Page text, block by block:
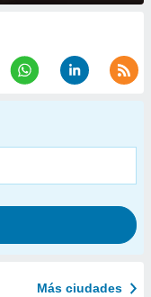
Más ciudades